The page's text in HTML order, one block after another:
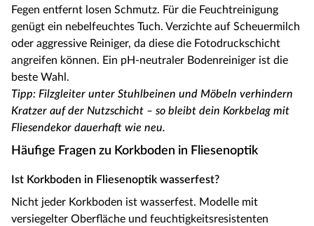
Fegen entfernt losen Schmutz. Für die Feuchtreinigung
genügt ein nebelfeuchtes Tuch. Verzichte auf Scheuermilch
oder aggressive Reiniger, da diese die Fotodruckschicht
angreifen können. Ein pH-neutraler Bodenreiniger ist die
beste Wahl.
Tipp: Filzgleiter unter Stuhlbeinen und Möbeln verhindern
Kratzer auf der Nutzschicht – so bleibt dein Korkbelag mit
Fliesendekor dauerhaft wie neu.
Häufige Fragen zu Korkboden in Fliesenoptik
Ist Korkboden in Fliesenoptik wasserfest?
Nicht jeder Korkboden ist wasserfest. Modelle mit
versiegelter Oberfläche und feuchtigkeitsresistenten